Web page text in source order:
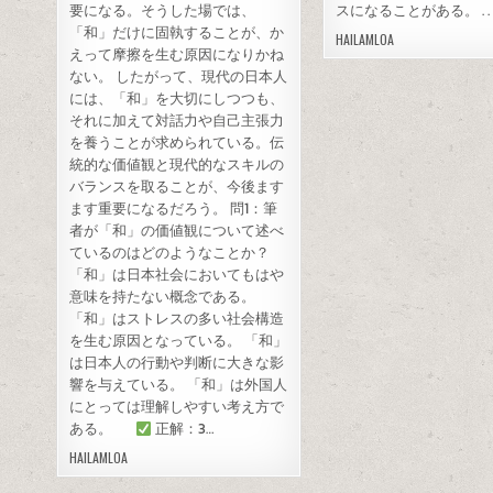
要になる。そうした場では、
「和」だけに固執することが、か
えって摩擦を生む原因になりかね
ない。 したがって、現代の日本人
には、「和」を大切にしつつも、
それに加えて対話力や自己主張力
を養うことが求められている。伝
統的な価値観と現代的なスキルの
バランスを取ることが、今後ます
ます重要になるだろう。 問1：筆
者が「和」の価値観について述べ
ているのはどのようなことか？
「和」は日本社会においてもはや
意味を持たない概念である。
「和」はストレスの多い社会構造
を生む原因となっている。 「和」
は日本人の行動や判断に大きな影
響を与えている。 「和」は外国人
にとっては理解しやすい考え方で
ある。
正解：3…
HAILAMLOA
スになることがある。 . .
HAILAMLOA